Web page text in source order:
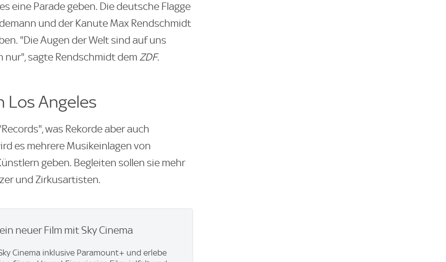
eine Parade geben. Die deutsche Flagge
und der Kanute Max Rendschmidt
"Die Augen der Welt sind auf uns
sagte Rendschmidt dem ZDF.
Los Angeles
was Rekorde aber auch
es mehrere Musikeinlagen von
geben. Begleiten sollen sie mehr
und Zirkusartisten.
neuer Film mit Sky Cinema
Cinema inklusive Paramount+ und erlebe